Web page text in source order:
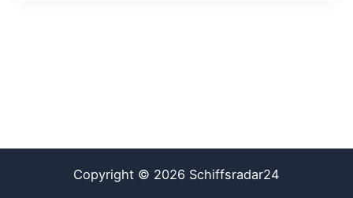
Copyright © 2026 Schiffsradar24